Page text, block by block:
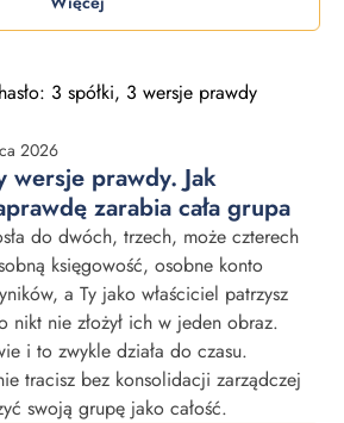
2026
wersje prawdy. Jak
zarabia cała grupa
do dwóch, trzech, może czterech
księgowość, osobne konto
a Ty jako właściciel patrzysz
nikt nie złożył ich w jeden obraz.
i to zwykle działa do czasu.
tracisz bez konsolidacji zarządczej
swoją grupę jako całość.